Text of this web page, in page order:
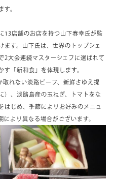
す。
13店舗のお店を持つ山下春幸氏が監
ます。山下氏は、世界のトップシェ
2大会連続マスターシェフに選ばれて
す「新和食」を体現します。
れない淡路ビーフ、新鮮さゆえ提
）、淡路島産の玉ねぎ、トマトをな
はじめ、季節によりお好みのメニュ
より異なる場合がございます。